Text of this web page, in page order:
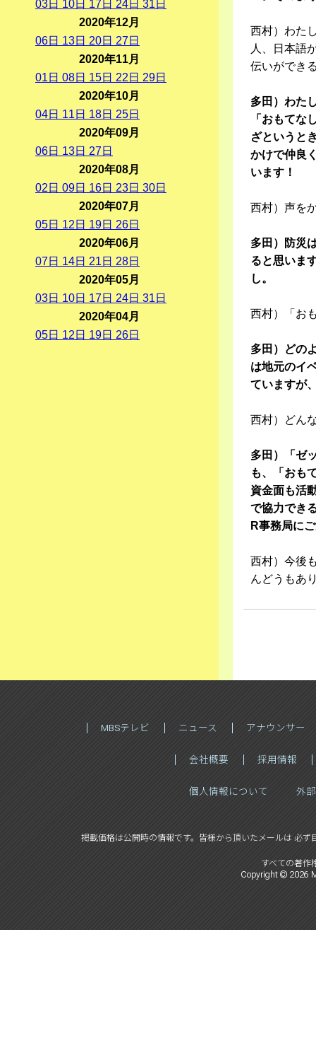
西村）わた
人、日本語
伝いができ
多田）わた
「おもてな
ざというと
かけで仲良
います！
西村）声を
多田）防災
ると思いま
し。
西村）「お
多田）どの
は地元のイ
ていますが
西村）どん
多田）「ゼ
も、「おも
資金面も活
で協力でき
R事務局に
西村）今後
んどうもあ
03日 10日 17 日 24日 31 日
2020年12月
06日 13日 20日 27日
2020年11月
01 日 08日 15日 22 日 29日
2020年10月
04日 11 日 18日 25日
2020年09月
06日 13日 27日
2020年08月
02 日 09日 16日 23日 30日
2020年07月
05日 12 日 19日 26日
2020年06月
07日 14日 21 日 28日
2020年05月
03日 10日 17日 24日 31 日
2020年04月
05日 12 日 19日 26日
MBSテレビ ニュース アナウンサー
会社概要 採用情報
個人情報について 外
掲載価格は公開時の情報です。皆様から頂いたメールは 必ず
すべての著作
Copyright © 2026